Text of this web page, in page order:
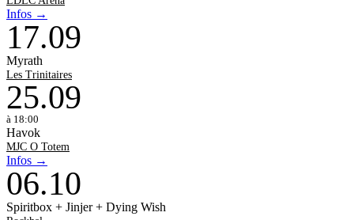
Infos →
17.09
Myrath
Les Trinitaires
25.09
à 18:00
Havok
MJC O Totem
Infos →
06.10
Spiritbox + Jinjer + Dying Wish